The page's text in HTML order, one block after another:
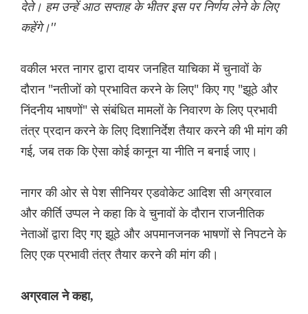
देते। हम उन्हें आठ सप्ताह के भीतर इस पर निर्णय लेने के लिए
कहेंगे।''
वकील भरत नागर द्वारा दायर जनहित याचिका में चुनावों के
दौरान "नतीजों को प्रभावित करने के लिए" किए गए "झूठे और
निंदनीय भाषणों" से संबंधित मामलों के निवारण के लिए प्रभावी
तंत्र प्रदान करने के लिए दिशानिर्देश तैयार करने की भी मांग की
गई, जब तक कि ऐसा कोई कानून या नीति न बनाई जाए।
नागर की ओर से पेश सीनियर एडवोकेट आदिश सी अग्रवाल
और कीर्ति उप्पल ने कहा कि वे चुनावों के दौरान राजनीतिक
नेताओं द्वारा दिए गए झूठे और अपमानजनक भाषणों से निपटने के
लिए एक प्रभावी तंत्र तैयार करने की मांग की।
अग्रवाल ने कहा,